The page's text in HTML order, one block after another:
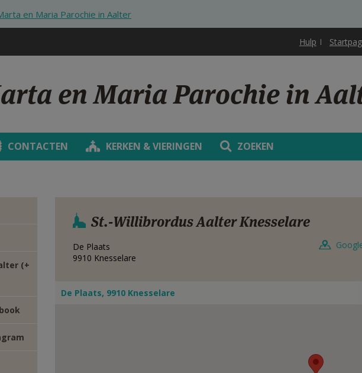
en Maria Parochie in Aalter
Hulp
en Maria Parochie in
CONTACTEN KERKEN & VIERINGEN ZOEKEN
(+
St.-Willibrordus Aalter Knesselare
De Plaats
9910 Knesselare
De Plaats, 9910 Knesselare